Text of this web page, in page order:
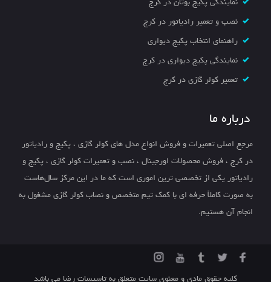
نصب و تعمیر رادیاتور در کرج
راهنمای انتخاب پکیج دیواری
نمایندگی پکیج دیواری در کرج
تعمیر کولر گازی در کرج
درباره ما
مرجع اصلی تعمیرات و فروش انواع مدل های کولر گازی ، پکیج و رادیاتور
در کرج ، فروش محصولات اورجینال ، نصب و تعمیرات کولر گازی ، پکیج و
رادیاتور یکی از تخصصی ترین اموری است که ما در این مرکز سال‌هاست
به صورت کاملاً حرفه ای با کمک تیم متخصص و نصاب کولر گازی مشغول به
انجام آن هستیم.
کلیه حقوق مادی و معنوی سایت متعلق به تاسیسات رضا می باشد